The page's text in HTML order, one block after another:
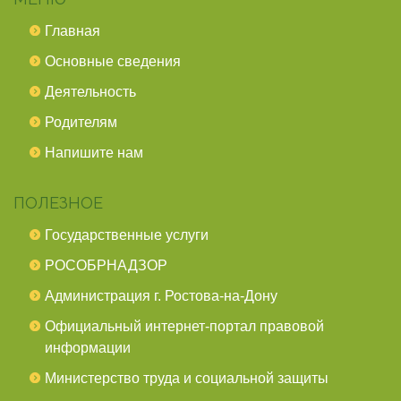
Главная
Основные сведения
Деятельность
Родителям
Напишите нам
ПОЛЕЗНОЕ
Государственные услуги
РОСОБРНАДЗОР
Администрация г. Ростова-на-Дону
Официальный интернет-портал правовой
информации
Министерство труда и социальной защиты